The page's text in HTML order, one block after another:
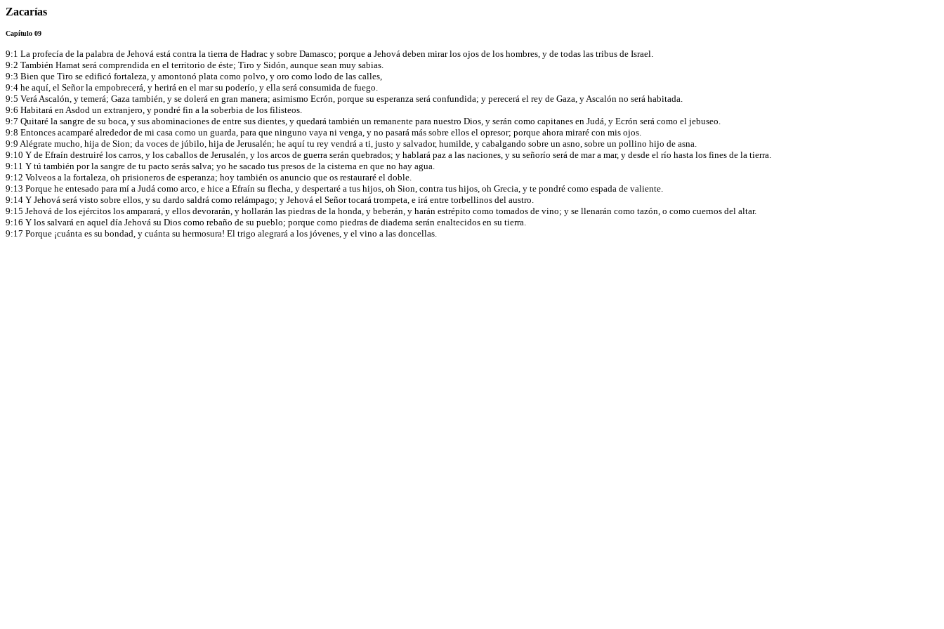
Zacarías
Capítulo 09
9:1 La profecía de la palabra de Jehová está contra la tierra de Hadrac y sobre Damasco; porque a Jehová deben mirar los ojos de los hombres, y de todas las tribus de Israel.
9:2 También Hamat será comprendida en el territorio de éste; Tiro y Sidón, aunque sean muy sabias.
9:3 Bien que Tiro se edificó fortaleza, y amontonó plata como polvo, y oro como lodo de las calles,
9:4 he aquí, el Señor la empobrecerá, y herirá en el mar su poderío, y ella será consumida de fuego.
9:5 Verá Ascalón, y temerá; Gaza también, y se dolerá en gran manera; asimismo Ecrón, porque su esperanza será confundida; y perecerá el rey de Gaza, y Ascalón no será habitada.
9:6 Habitará en Asdod un extranjero, y pondré fin a la soberbia de los filisteos.
9:7 Quitaré la sangre de su boca, y sus abominaciones de entre sus dientes, y quedará también un remanente para nuestro Dios, y serán como capitanes en Judá, y Ecrón será como el jebuseo.
9:8 Entonces acamparé alrededor de mi casa como un guarda, para que ninguno vaya ni venga, y no pasará más sobre ellos el opresor; porque ahora miraré con mis ojos.
9:9 Alégrate mucho, hija de Sion; da voces de júbilo, hija de Jerusalén; he aquí tu rey vendrá a ti, justo y salvador, humilde, y cabalgando sobre un asno, sobre un pollino hijo de asna.
9:10 Y de Efraín destruiré los carros, y los caballos de Jerusalén, y los arcos de guerra serán quebrados; y hablará paz a las naciones, y su señorío será de mar a mar, y desde el río hasta los fines de la tierra.
9:11 Y tú también por la sangre de tu pacto serás salva; yo he sacado tus presos de la cisterna en que no hay agua.
9:12 Volveos a la fortaleza, oh prisioneros de esperanza; hoy también os anuncio que os restauraré el doble.
9:13 Porque he entesado para mí a Judá como arco, e hice a Efraín su flecha, y despertaré a tus hijos, oh Sion, contra tus hijos, oh Grecia, y te pondré como espada de valiente.
9:14 Y Jehová será visto sobre ellos, y su dardo saldrá como relámpago; y Jehová el Señor tocará trompeta, e irá entre torbellinos del austro.
9:15 Jehová de los ejércitos los amparará, y ellos devorarán, y hollarán las piedras de la honda, y beberán, y harán estrépito como tomados de vino; y se llenarán como tazón, o como cuernos del altar.
9:16 Y los salvará en aquel día Jehová su Dios como rebaño de su pueblo; porque como piedras de diadema serán enaltecidos en su tierra.
9:17 Porque ¡cuánta es su bondad, y cuánta su hermosura! El trigo alegrará a los jóvenes, y el vino a las doncellas.